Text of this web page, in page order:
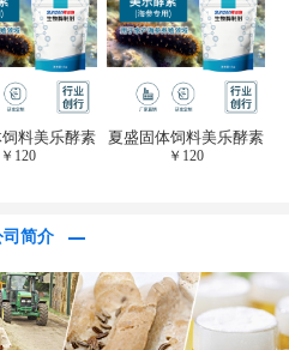
料美乐酵素
参海胆专
￥ 120
夏盛固体饲料美乐酵素
(水产海参海胆专
￥ 120
司简介